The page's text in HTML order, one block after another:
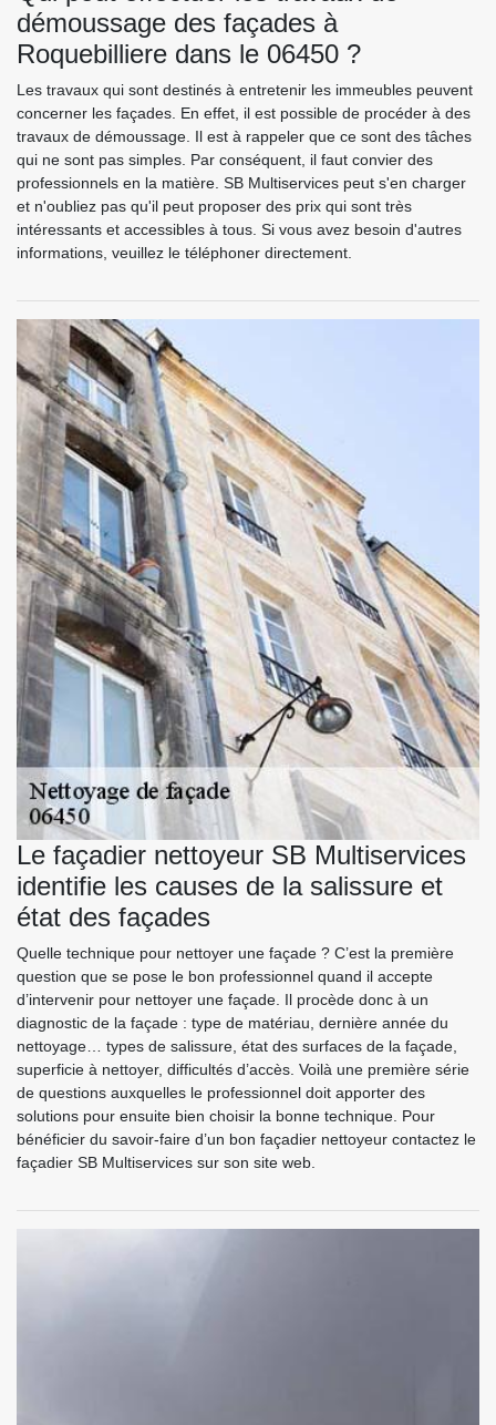
démoussage des façades à
Roquebilliere dans le 06450 ?
Les travaux qui sont destinés à entretenir les immeubles peuvent
concerner les façades. En effet, il est possible de procéder à des
travaux de démoussage. Il est à rappeler que ce sont des tâches
qui ne sont pas simples. Par conséquent, il faut convier des
professionnels en la matière. SB Multiservices peut s'en charger
et n'oubliez pas qu'il peut proposer des prix qui sont très
intéressants et accessibles à tous. Si vous avez besoin d'autres
informations, veuillez le téléphoner directement.
Le façadier nettoyeur SB Multiservices
identifie les causes de la salissure et
état des façades
Quelle technique pour nettoyer une façade ? C’est la première
question que se pose le bon professionnel quand il accepte
d’intervenir pour nettoyer une façade. Il procède donc à un
diagnostic de la façade : type de matériau, dernière année du
nettoyage… types de salissure, état des surfaces de la façade,
superficie à nettoyer, difficultés d’accès. Voilà une première série
de questions auxquelles le professionnel doit apporter des
solutions pour ensuite bien choisir la bonne technique. Pour
bénéficier du savoir-faire d’un bon façadier nettoyeur contactez le
façadier SB Multiservices sur son site web.